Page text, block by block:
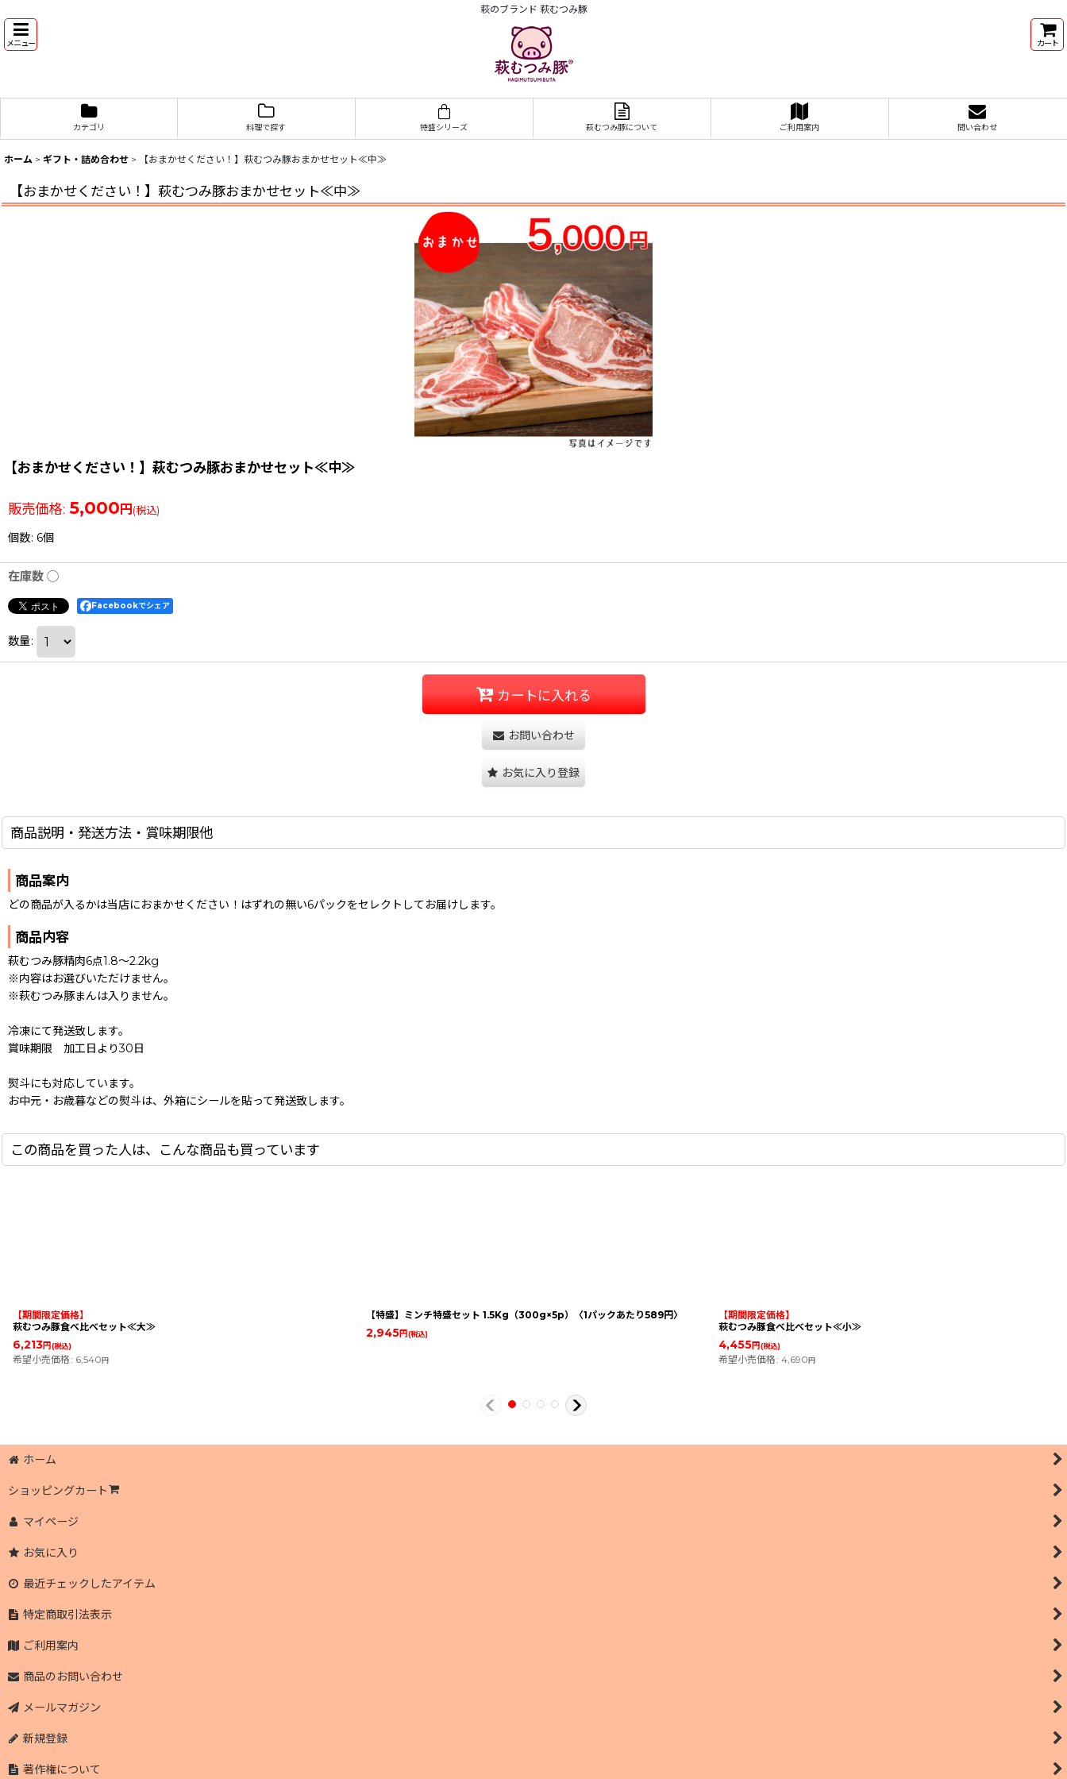
萩のブランド 萩むつみ豚
メニュー カート
カテゴリ 料理で探す 特盛シリーズ 萩むつみ豚について ご利用案内 問い合わせ
ホーム > ギフト・詰め合わせ > 【おまかせください！】萩むつみ豚おまかせセット≪中≫
【おまかせください！】萩むつみ豚おまかせセット≪中≫
【おまかせください！】萩むつみ豚おまかせセット≪中≫
販売価格: 5,000 円 (税込)
個数: 6個
在庫数 ◯
Facebookでシェア
数量:
カートに入れる
お問い合わせ
お気に入り登録
商品説明・発送方法・賞味期限他
商品案内
どの商品が入るかは当店におまかせください！はずれの無い6パックをセレクトしてお届けします。
商品内容
萩むつみ豚精肉6点1.8〜2.2kg
※内容はお選びいただけません。
※萩むつみ豚まんは入りません。
冷凍にて発送致します。
賞味期限 加工日より30日
熨斗にも対応しています。
お中元・お歳暮などの熨斗は、外箱にシールを貼って発送致します。
この商品を買った人は、こんな商品も買っています
【期間限定価格】
萩むつみ豚食べ比べセット≪大≫
6,213円(税込)
希望小売価格: 6,540円
【特盛】ミンチ特盛セット 1.5Kg（300g×5p）〈1パックあたり589円〉
2,945円(税込)
【期間限定価格】
萩むつみ豚食べ比べセット≪小≫
4,455円(税込)
希望小売価格: 4,690円
ホーム
ショッピングカート
マイページ
お気に入り
最近チェックしたアイテム
特定商取引法表示
ご利用案内
商品のお問い合わせ
メールマガジン
新規登録
著作権について